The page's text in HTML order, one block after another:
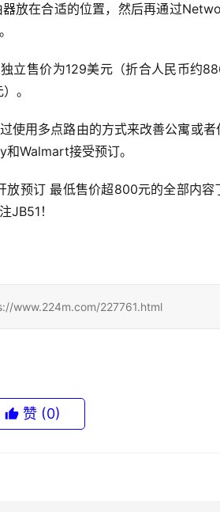
放在合适的位置，然后再通过
立售价为129美元（折合人民币约
。
使用多点路由的方式来改善公寓或
Walmart接受预订。
预订 最低售价超800元的全部内容
JB51！
www.224m.com/227761.html
赞 (0)